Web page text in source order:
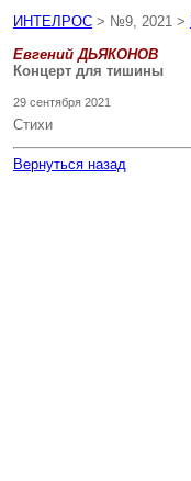
ИНТЕЛРОС > №9, 2021 >
Евгений ДЬЯКОНОВ
Концерт для тишины
29 сентября 2021
Стихи
Вернуться назад